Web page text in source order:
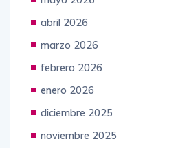
abril 2026
marzo 2026
febrero 2026
enero 2026
diciembre 2025
noviembre 2025